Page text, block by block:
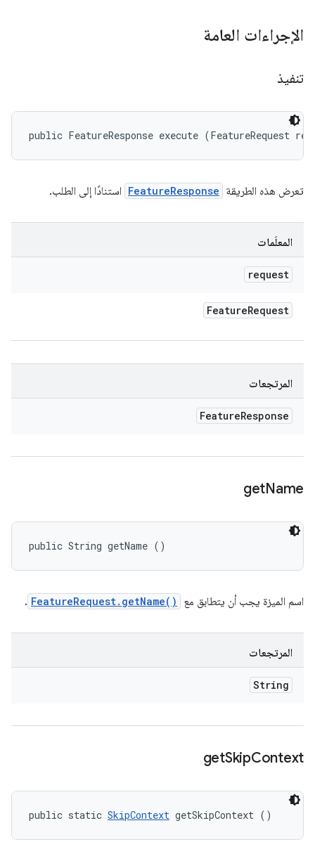
الإجراءات العامة
تنفيذ
public FeatureResponse execute (FeatureRequest
تعرض هذه الطريقة FeatureResponse استنادًا إلى الطلب.
المعلَمات
request
FeatureRequest
المرتجعات
FeatureResponse
getName
public String getName ()
اسم الميزة يجب أن يتطابق مع FeatureRequest.getName()
.
المرتجعات
String
getSkipContext
public static SkipContext getSkipContext ()